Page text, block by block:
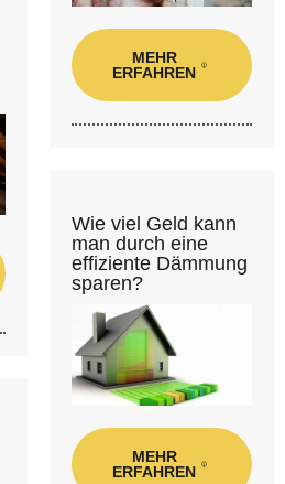
MEHR
ERFAHREN
Wie viel Geld kann
man durch eine
effiziente Dämmung
sparen?
MEHR
ERFAHREN